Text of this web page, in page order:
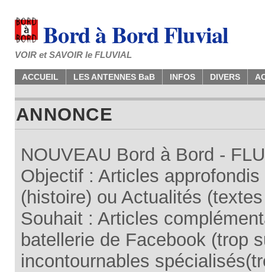
Bord à Bord Fluvial
VOIR et SAVOIR le FLUVIAL
ACCUEIL LES ANTENNES BaB INFOS DIVERS
ANNONCE
NOUVEAU Bord à Bord -
Objectif : Articles
(histoire) ou Actualités
Souhait : Articles
batellerie de Facebook (trop
incontournables